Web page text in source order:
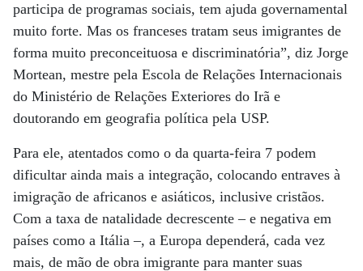
participa de programas sociais, tem ajuda governamental
muito forte. Mas os franceses tratam seus imigrantes de
forma muito preconceituosa e discriminatória”, diz Jorge
Mortean, mestre pela Escola de Relações Internacionais
do Ministério de Relações Exteriores do Irã e
doutorando em geografia política pela USP.
Para ele, atentados como o da quarta-feira 7 podem
dificultar ainda mais a integração, colocando entraves à
imigração de africanos e asiáticos, inclusive cristãos.
Com a taxa de natalidade decrescente – e negativa em
países como a Itália –, a Europa dependerá, cada vez
mais, de mão de obra imigrante para manter suas